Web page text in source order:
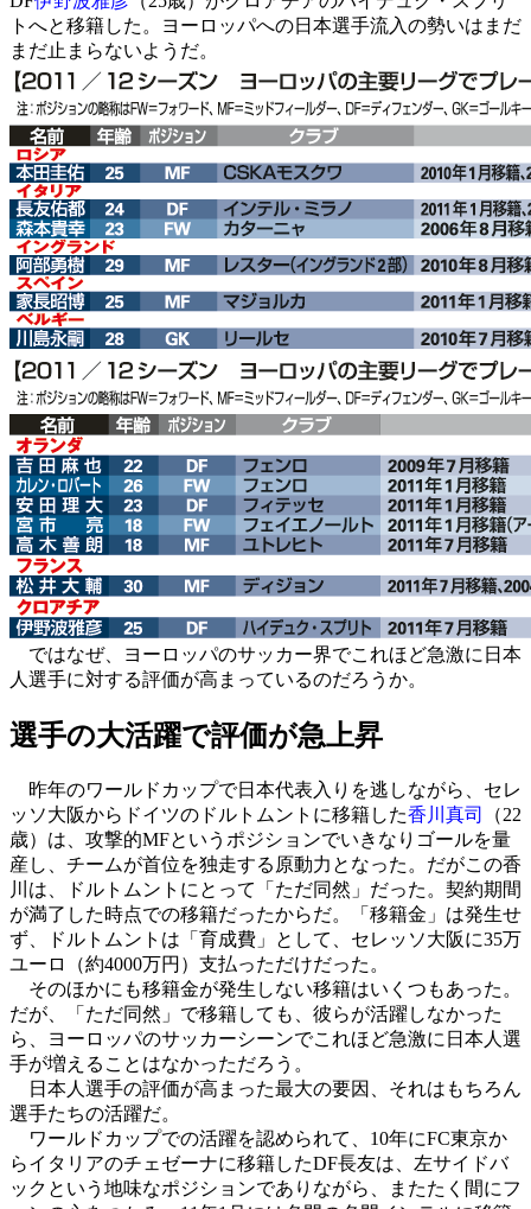
トへと移籍した。ヨーロッパへの日本選手流入の勢いはまだ
まだ止まらないようだ。
ではなぜ、ヨーロッパのサッカー界でこれほど急激に日本
人選手に対する評価が高まっているのだろうか。
選手の大活躍で評価が急上昇
昨年のワールドカップで日本代表入りを逃しながら、セレ
ッソ大阪からドイツのドルトムントに移籍した香川真司
（22
歳）は、攻撃的MFというポジションでいきなりゴールを量
産し、チームが首位を独走する原動力となった。だがこの香
川は、ドルトムントにとって「ただ同然」だった。契約期間
が満了した時点での移籍だったからだ。「移籍金」は発生せ
ず、ドルトムントは「育成費」として、セレッソ大阪に35万
ユーロ（約4000万円）支払っただけだった。
そのほかにも移籍金が発生しない移籍はいくつもあった。
だが、「ただ同然」で移籍しても、彼らが活躍しなかった
ら、ヨーロッパのサッカーシーンでこれほど急激に日本人選
手が増えることはなかっただろう。
日本人選手の評価が高まった最大の要因、それはもちろん
選手たちの活躍だ。
ワールドカップでの活躍を認められて、10年にFC東京か
らイタリアのチェゼーナに移籍したDF長友は、左サイドバ
ックという地味なポジションでありながら、またたく間にフ